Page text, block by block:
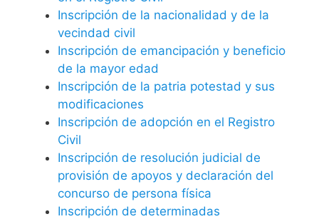
Inscripción de la nacionalidad y de la
vecindad civil
Inscripción de emancipación y beneficio
de la mayor edad
Inscripción de la patria potestad y sus
modificaciones
Inscripción de adopción en el Registro
Civil
Inscripción de resolución judicial de
provisión de apoyos y declaración del
concurso de persona física
Inscripción de determinadas